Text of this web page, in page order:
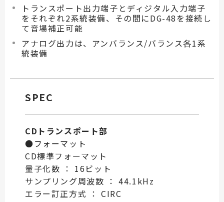
トランスポート出力端子とディジタル入力端子
をそれぞれ2系統装備、その間にDG-48を接続し
て音場補正可能
アナログ出力は、アンバランス/バランス各1系
統装備
SPEC
CDトランスポート部
●フォーマット
CD標準フォーマット
量子化数 ： 16ビット
サンプリング周波数 ： 44.1kHz
エラー訂正方式 ： CIRC